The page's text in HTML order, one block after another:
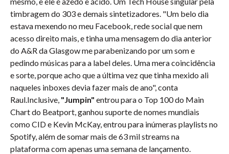
timbragem do 303 e demais sintetizadores. "Um belo dia
estava mexendo no meu Facebook, rede social que nem
acesso direito mais, e tinha uma mensagem do dia anterior
do A&R da Glasgow me parabenizando por um som e
pedindo músicas para a label deles. Uma mera coincidência
e sorte, porque acho que a última vez que tinha mexido ali
naqueles inboxes devia fazer mais de ano", conta
Raul.Inclusive, "Jumpin" entrou para o Top 100 do Main
Chart do Beatport, ganhou suporte de nomes mundiais
como CID e Kevin McKay, entrou para inúmeras playlists no
Spotify, além de somar mais de 63 mil streams na
plataforma com apenas uma semana de lançamento.